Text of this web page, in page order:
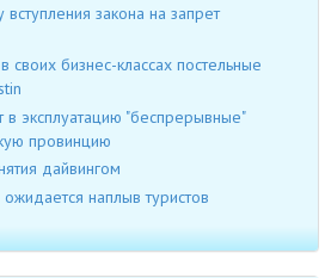
закона на запрет
своих бизнес-классах постельные
в эксплуатацию "беспрерывные"
провинцию
дайвингом
наплыв туристов